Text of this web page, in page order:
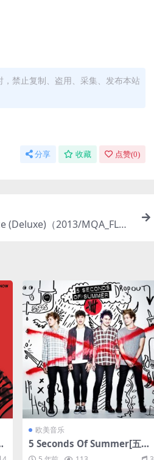
禁止复制、盗用、采集、发布本站
分享 收藏 点赞(0)
(Deluxe)（2013/MQA_FLA
欧美音乐
5 Seconds Of Summer[五秒
盛夏] - 5 Seconds Of Summ